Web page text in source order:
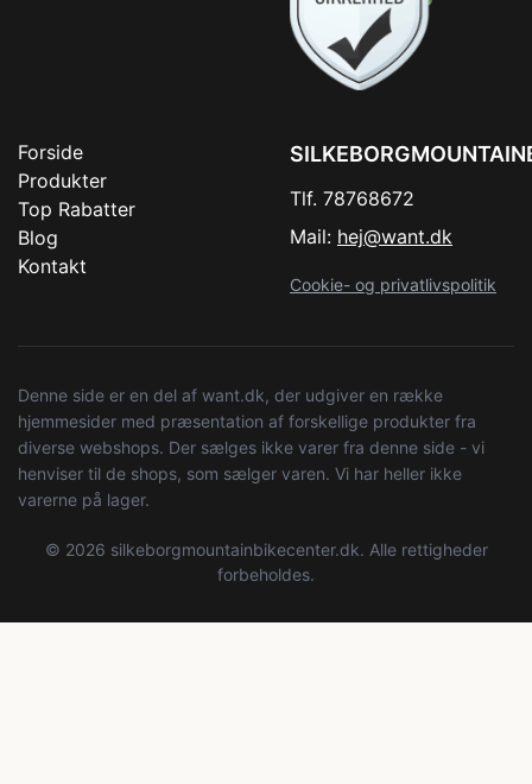
Forside
Produkter
Top Rabatter
Blog
Kontakt
Tlf. 78768672
Mail: hej@want.dk
Cookie- og privatlivspolitik
Denne side er en del af want.dk, der udgiver en række
hjemmesider med præsentation af forskellige produkter fra
diverse webshops. Der sælges ikke varer fra denne side - vi
henviser til de shops, som sælger varen. Vi har heller ikke
varerne på lager.
© 2026 silkeborgmountainbikecenter.dk. Alle rettigheder
forbeholdes.